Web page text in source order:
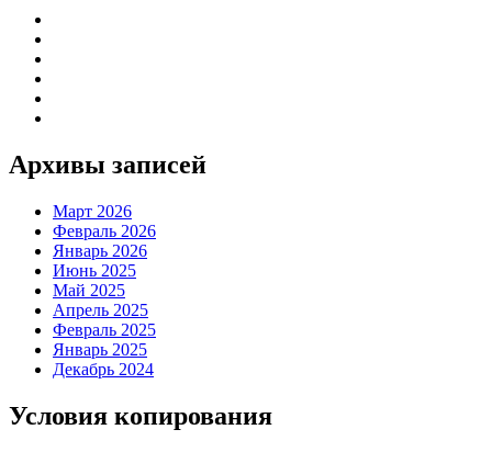
Архивы записей
Март 2026
Февраль 2026
Январь 2026
Июнь 2025
Май 2025
Апрель 2025
Февраль 2025
Январь 2025
Декабрь 2024
Условия копирования